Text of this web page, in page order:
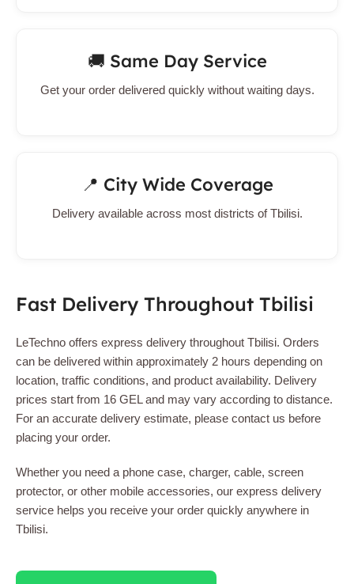
🚚 Same Day Service
Get your order delivered quickly without waiting days.
📍 City Wide Coverage
Delivery available across most districts of Tbilisi.
Fast Delivery Throughout Tbilisi
LeTechno offers express delivery throughout Tbilisi. Orders
can be delivered within approximately 2 hours depending on
location, traffic conditions, and product availability. Delivery
prices start from 16 GEL and may vary according to distance.
For an accurate delivery estimate, please contact us before
placing your order.
Whether you need a phone case, charger, cable, screen
protector, or other mobile accessories, our express delivery
service helps you receive your order quickly anywhere in
Tbilisi.